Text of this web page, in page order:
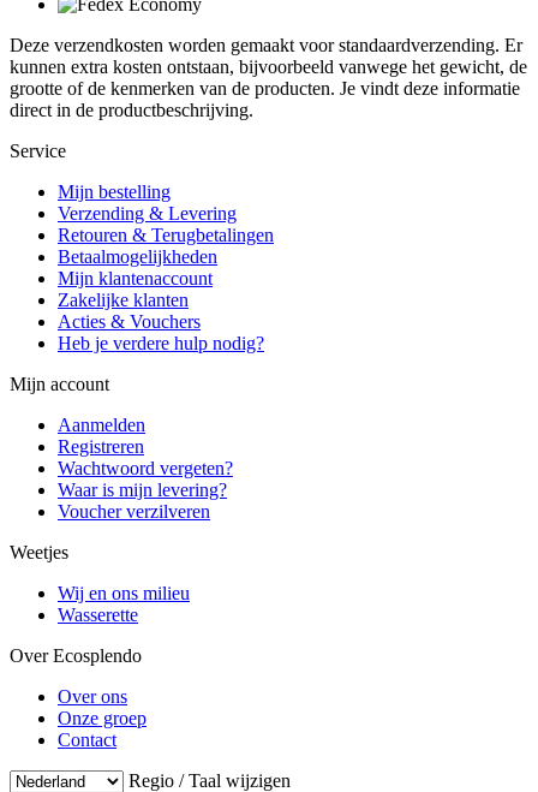
Deze verzendkosten worden gemaakt voor standaardverzending. Er
kunnen extra kosten ontstaan, bijvoorbeeld vanwege het gewicht, de
grootte of de kenmerken van de producten. Je vindt deze informatie
direct in de productbeschrijving.
Service
Mijn bestelling
Verzending & Levering
Retouren & Terugbetalingen
Betaalmogelijkheden
Mijn klantenaccount
Zakelijke klanten
Acties & Vouchers
Heb je verdere hulp nodig?
Mijn account
Aanmelden
Registreren
Wachtwoord vergeten?
Waar is mijn levering?
Voucher verzilveren
Weetjes
Wij en ons milieu
Wasserette
Over Ecosplendo
Over ons
Onze groep
Contact
Regio / Taal wijzigen